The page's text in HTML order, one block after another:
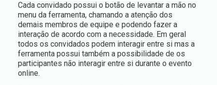
Cada convidado possui o botão de levantar a mão no
menu da ferramenta, chamando a atenção dos
demais membros de equipe e podendo fazer a
interação de acordo com a necessidade. Em geral
todos os convidados podem interagir entre si mas a
ferramenta possui também a possibilidade de os
participantes não interagir entre si durante o evento
online.